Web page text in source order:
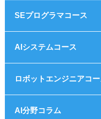
SEプログラマコース
AIシステムコース
ロボットエンジニアコ
AI分野コラム